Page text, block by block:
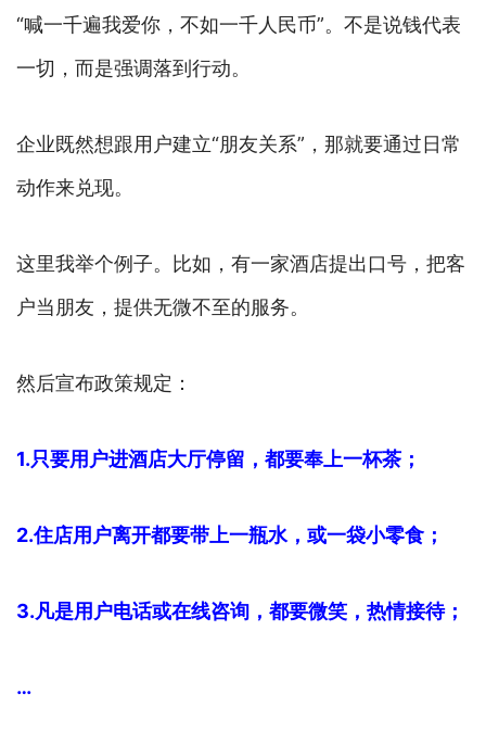
“喊一千遍我爱你，不如一千人民币”。不是说钱代表
一切，而是强调落到行动。
企业既然想跟用户建立“朋友关系”，那就要通过日常
动作来兑现。
这里我举个例子。比如，有一家酒店提出口号，把客
户当朋友，提供无微不至的服务。
然后宣布政策规定：
1.只要用户进酒店大厅停留，都要奉上一杯茶；
2.住店用户离开都要带上一瓶水，或一袋小零食；
3.凡是用户电话或在线咨询，都要微笑，热情接待；
…